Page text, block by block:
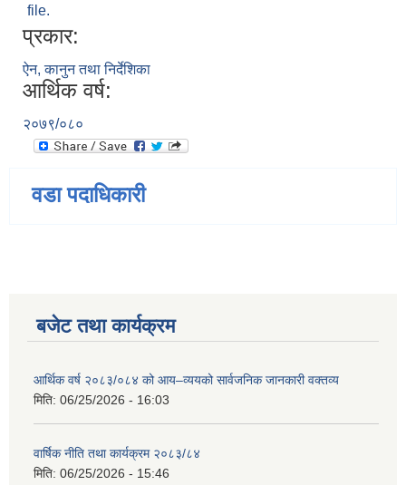
file.
प्रकार:
ऐन, कानुन तथा निर्देशिका
आर्थिक वर्ष:
२०७९/०८०
वडा पदाधिकारी
बजेट तथा कार्यक्रम
आर्थिक वर्ष २०८३/०८४ को आय–व्ययको सार्वजनिक जानकारी वक्तव्य
मिति: 06/25/2026 - 16:03
वार्षिक नीति तथा कार्यक्रम २०८३/८४
मिति: 06/25/2026 - 15:46